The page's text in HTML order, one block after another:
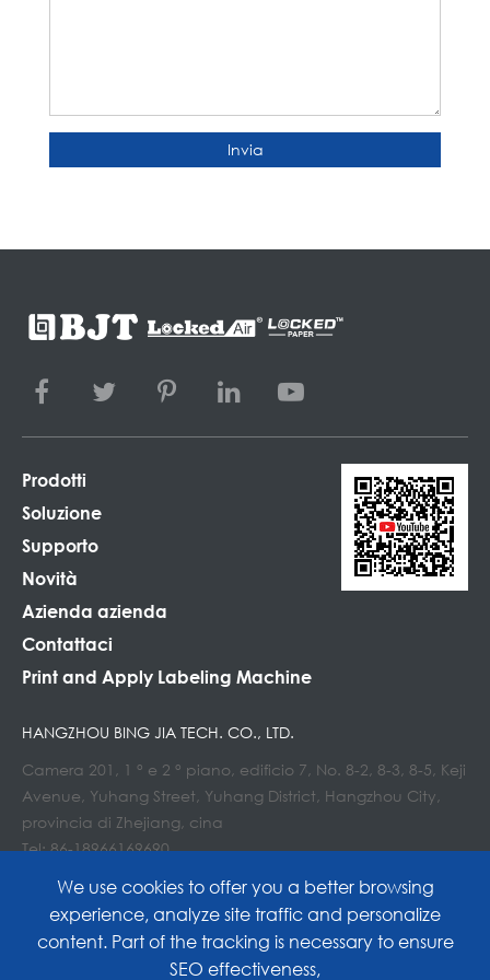
Invia
Prodotti
Soluzione
Supporto
Novità
Azienda azienda
Contattaci
Print and Apply Labeling Machine
HANGZHOU BING JIA TECH. CO., LTD.
Camera 201, 1 ° e 2 ° piano, edificio 7, No. 8-2, 8-3, 8-5, Keji
Avenue, Yuhang Street, Yuhang District, Hangzhou City,
provincia di Zhejiang, cina
Tel: 86-18966169690
We use cookies to offer you a better browsing
experience, analyze site traffic and personalize
content. Part of the tracking is necessary to ensure
SEO effectiveness,